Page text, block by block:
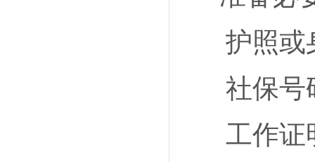
护照或
社保号
工作证